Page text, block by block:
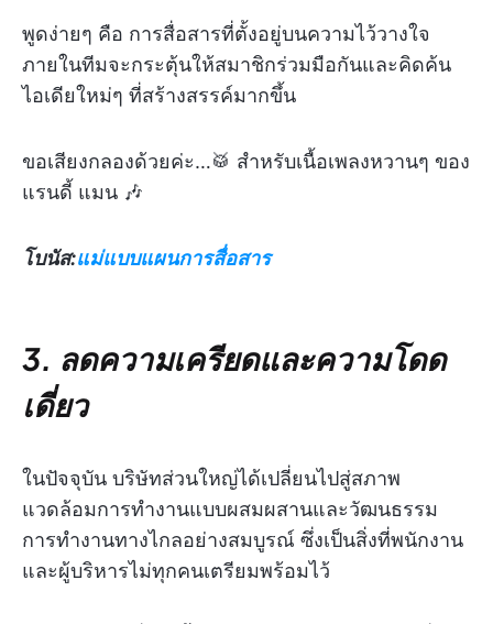
พูดง่ายๆ คือ การสื่อสารที่ตั้งอยู่บนความไว้วางใจ
ภายในทีมจะกระตุ้นให้สมาชิกร่วมมือกันและคิดค้น
ไอเดียใหม่ๆ ที่สร้างสรรค์มากขึ้น
ขอเสียงกลองด้วยค่ะ…🥁 สำหรับเนื้อเพลงหวานๆ ของ
แรนดี้ แมน 🎶
โบนัส:แม่แบบแผนการสื่อสาร
3. ลดความเครียดและความโดด
เดี่ยว
ในปัจจุบัน บริษัทส่วนใหญ่ได้เปลี่ยนไปสู่สภาพ
แวดล้อมการทำงานแบบผสมผสานและวัฒนธรรม
การทำงานทางไกลอย่างสมบูรณ์ ซึ่งเป็นสิ่งที่พนักงาน
และผู้บริหารไม่ทุกคนเตรียมพร้อมไว้